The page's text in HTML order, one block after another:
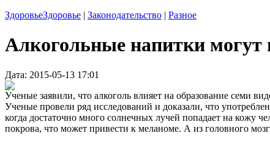
ЗдоровьеЗдоровье | Законодательство | Разное
Алкогольные напитки могут
Дата: 2015-05-13 17:01
Ученые заявили, что алкоголь влияет на образование семи
Ученые провели ряд исследований и доказали, что
когда достаточно много солнечных лучей попадает на кожу
покрова, что может привести к меланоме. А из головного